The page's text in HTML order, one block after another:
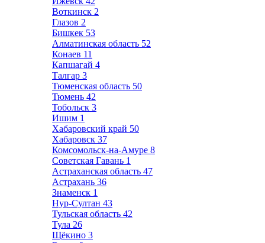
Воткинск 2
Глазов 2
Бишкек 53
Алматинская область 52
Конаев 11
Капшагай 4
Талгар 3
Тюменская область 50
Тюмень 42
Тобольск 3
Ишим 1
Хабаровский край 50
Хабаровск 37
Комсомольск-на-Амуре 8
Советская Гавань 1
Астраханская область 47
Астрахань 36
Знаменск 1
Нур-Султан 43
Тульская область 42
Тула 26
Щёкино 3